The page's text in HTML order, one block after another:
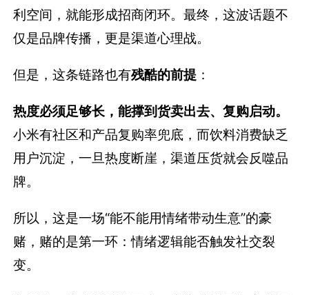
利空间，就能形成招商闭环。最终，这波话题不
仅是品牌传播，更是渠道心理战。
但是，这条链路也有残酷的前提 ：
热度必须足够长，能撑到货卖出去、复购启动。
小米有社区和产品复购率兜底，而饮料消费缺乏
用户沉淀，一旦热度断崖，渠道压货就会反噬品
牌。
所以，这是一场“能不能用情绪带动生意”的豪
赌，赌的是第一环：情绪逻辑能否触发社交裂
变。